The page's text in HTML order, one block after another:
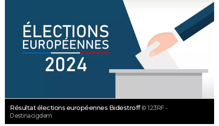
Résultat élections européennes Bidestroff© 123RF -
Destinacigdem